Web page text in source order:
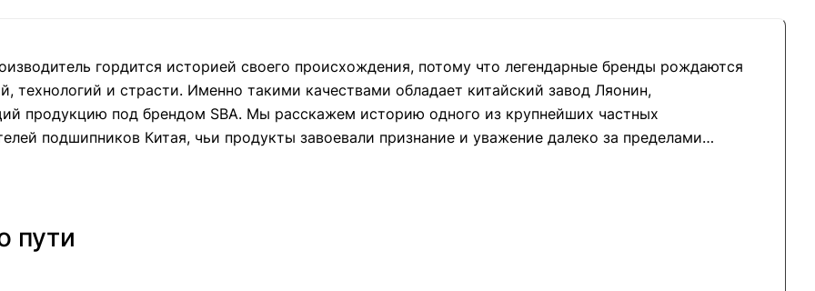
гордится историей своего происхождения, потому что легендарные бренды рождаются
технологий и страсти. Именно такими качествами обладает китайский завод Ляонин,
продукцию под брендом SBA. Мы расскажем историю одного из крупнейших частных
подшипников Китая, чьи продукты завоевали признание и уважение далеко за пределами
пути